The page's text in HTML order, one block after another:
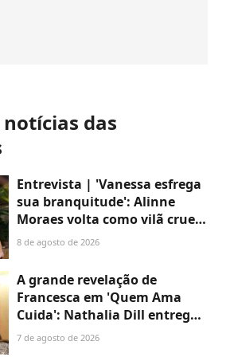
das
Entrevista | 'Vanessa esfrega
sua branquitude': Alinne
Moraes volta como vilã cruel
em 'Por Você' e promete
após 5 anos longe das
novelas
8 de agosto de 2026
A grande revelação de
Francesca em 'Quem Ama
Cuida': Nathalia Dill entrega
destino da 'fantasma' e
7 de agosto de 2026